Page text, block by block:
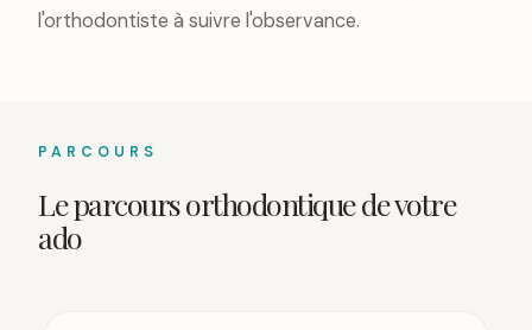
l'orthodontiste à suivre l'observance.
PARCOURS
Le parcours orthodontique de votre
ado